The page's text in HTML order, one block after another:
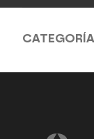
Antena 3
La Ruleta